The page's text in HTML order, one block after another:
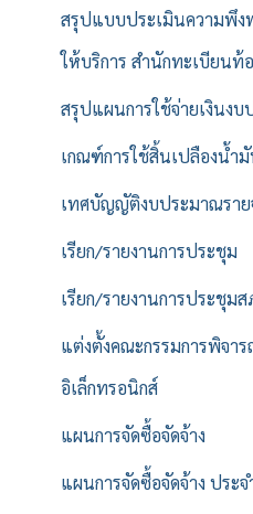
สรุปแบบประเมินความพึง
ให้บริการ สำนักทะเบียนท้
สรุปแผนการใช้จ่ายเงินง
เกณฑ์การใช้สิ้นเปลืองน้ำ
เทศบัญญัติงบประมาณราย
เรียก/รายงานการประชุม
เรียก/รายงานการประชุมส
แต่งตั้งคณะกรรมการพิจา
อิเล็กทรอนิกส์
แผนการจัดซื้อจัดจ้าง
แผนการจัดซื้อจัดจ้าง ประ